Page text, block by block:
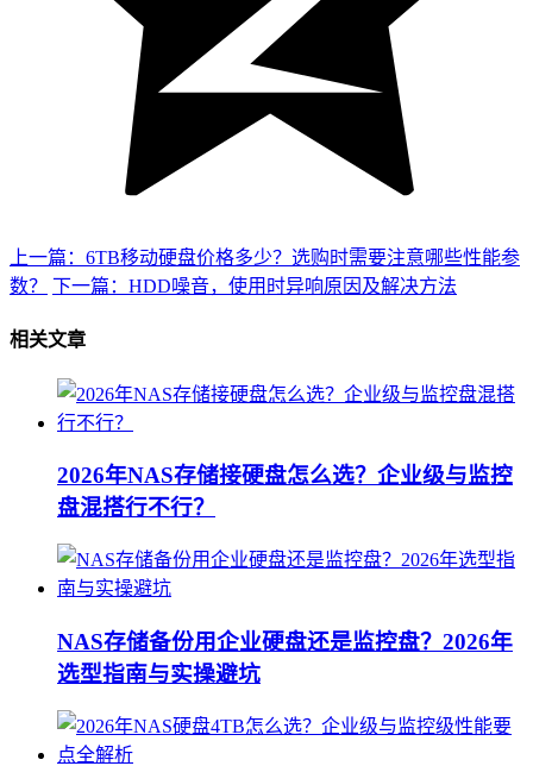
上一篇：6TB移动硬盘价格多少？选购时需要注意哪些性能参
数？
下一篇：HDD噪音，使用时异响原因及解决方法
相关文章
2026年NAS存储接硬盘怎么选？企业级与监控
盘混搭行不行？
NAS存储备份用企业硬盘还是监控盘？2026年
选型指南与实操避坑